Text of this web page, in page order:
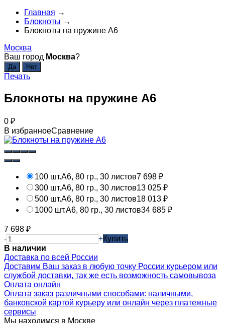
Главная →
Блокноты →
Блокноты на пружине А6
Москва
Ваш город Москва?
Печать
Блокноты на пружине А6
0 ₽
В избранноеСравнение
100 шт.А6, 80 гр., 30 листов7 698 ₽
300 шт.А6, 80 гр., 30 листов13 025 ₽
500 шт.А6, 80 гр., 30 листов18 013 ₽
1000 шт.А6, 80 гр., 30 листов34 685 ₽
7 698 ₽
-
+Купить
В наличии
Доставка по всей России
Доставим Ваш заказ в любую точку России курьером или
службой доставки, так же есть возможность самовывоза
Оплата онлайн
Оплата заказ различными способами: наличными,
банковской картой курьеру или онлайн через платежные
сервисы
Мы находимся в Москве